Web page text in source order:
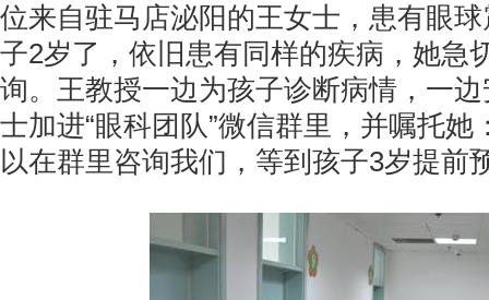
位来自驻马店泌阳的王女士，患有眼
子2岁了，依旧患有同样的疾病，她急
询。王教授一边为孩子诊断病情，一
士加进“眼科团队”微信群里，并嘱托她
以在群里咨询我们，等到孩子3岁提前